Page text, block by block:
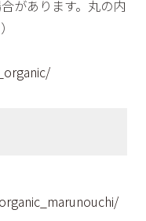
があります。丸の内